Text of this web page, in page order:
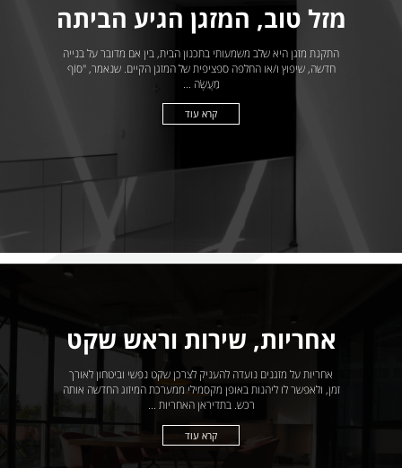
מזל טוב, המזגן הגיע הביתה
התקנת מזגן היא שלב משמעותי בתכנון הבית, בין אם מדובר על בנייה
חדשה, שיפוץ ו/או החלפה ספציפית של המזגן הקיים. שנאמר, "סוֹף
מַעֲשֶׂה ...
קרא עוד
אחריות, שירות וראש שקט
אחריות על מזגנים נועדה להעניק לצרכן שקט נפשי וביטחון לאורך
זמן, ולאפשר לו ליהנות באופן מקסמילי ממערכת המיזוג החדשה אותה
רכש. בתדיראן האחריות ...
קרא עוד